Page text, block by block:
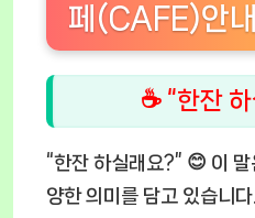
페(CAFE)안
☕ “한잔
“한잔 하실래요?” 😊 이
양한 의미를 담고 있습니